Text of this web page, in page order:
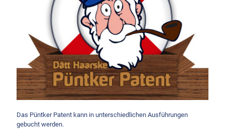
Das Püntker Patent kann in unterschiedlichen Ausführungen
gebucht werden.